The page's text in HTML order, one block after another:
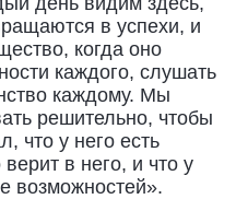
в успехи, и
когда оно
каждого, слушать
каждому. Мы
решительно, чтобы
что у него есть
верит в него, и что у
возможностей».